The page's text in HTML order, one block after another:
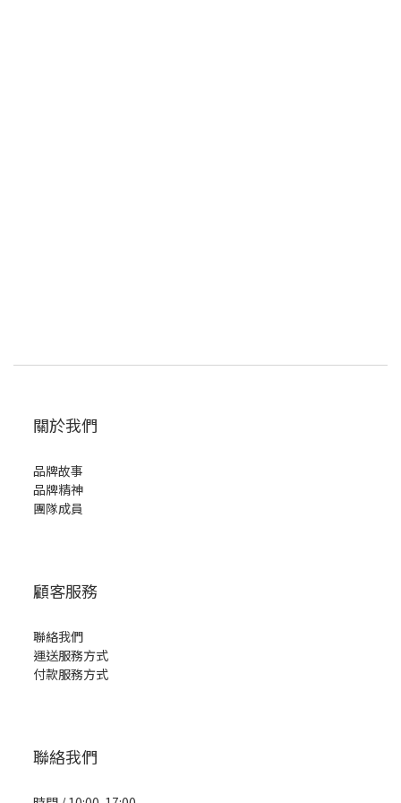
關於我們
品牌故事
品牌精神
團隊成員
顧客服務
聯絡我們
運送服務方式
付款服務方式
聯絡我們